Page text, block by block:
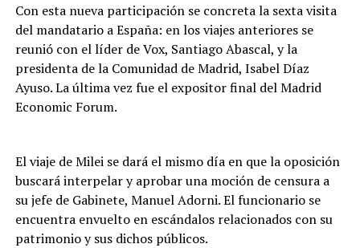
Con esta nueva participación se concreta la sexta visita
del mandatario a España: en los viajes anteriores se
reunió con el líder de Vox, Santiago Abascal, y la
presidenta de la Comunidad de Madrid, Isabel Díaz
Ayuso. La última vez fue el expositor final del Madrid
Economic Forum.
El viaje de Milei se dará el mismo día en que la oposición
buscará interpelar y aprobar una moción de censura a
su jefe de Gabinete, Manuel Adorni. El funcionario se
encuentra envuelto en escándalos relacionados con su
patrimonio y sus dichos públicos.